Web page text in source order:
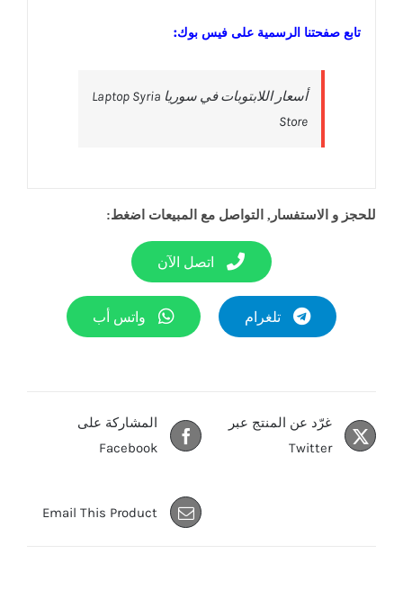
تابع صفحتنا الرسمية على فيس بوك:
‎أسعار اللابتوبات في سوريا Laptop Syria
Store‎
للحجز و الاستفسار, التواصل مع المبيعات اضغط:
اتصل الآن
تلغرام واتس أب
المشاركة على
Facebook
غرّد عن المنتج عبر
Twitter
Email This Product